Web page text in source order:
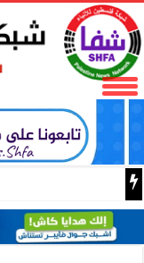
البر الرئيسي